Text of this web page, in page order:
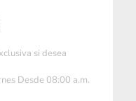
si desea
Desde 08:00 a.m.